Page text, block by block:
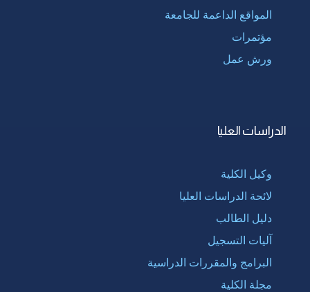
المواقع الداعمة للجامعة
مؤتمرات
ورش عمل
الدراسات العليا
وكيل الكلية
لائحة الدراسات العليا
دليل الطالب
آليات التسجيل
البرامج والمقررات الدراسية
مجلة الكلية